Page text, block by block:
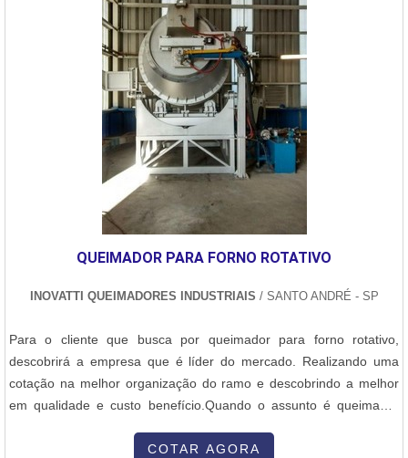
QUEIMADOR PARA FORNO ROTATIVO
INOVATTI QUEIMADORES INDUSTRIAIS / SANTO ANDRÉ - SP
Para o cliente que busca por queimador para forno rotativo,
descobrirá a empresa que é líder do mercado. Realizando uma
cotação na melhor organização do ramo e descobrindo a melhor
em qualidade e custo benefício.Quando o assunto é queimador
encontrar proteção com soluções para estufas, fornos e
COTAR AGORA